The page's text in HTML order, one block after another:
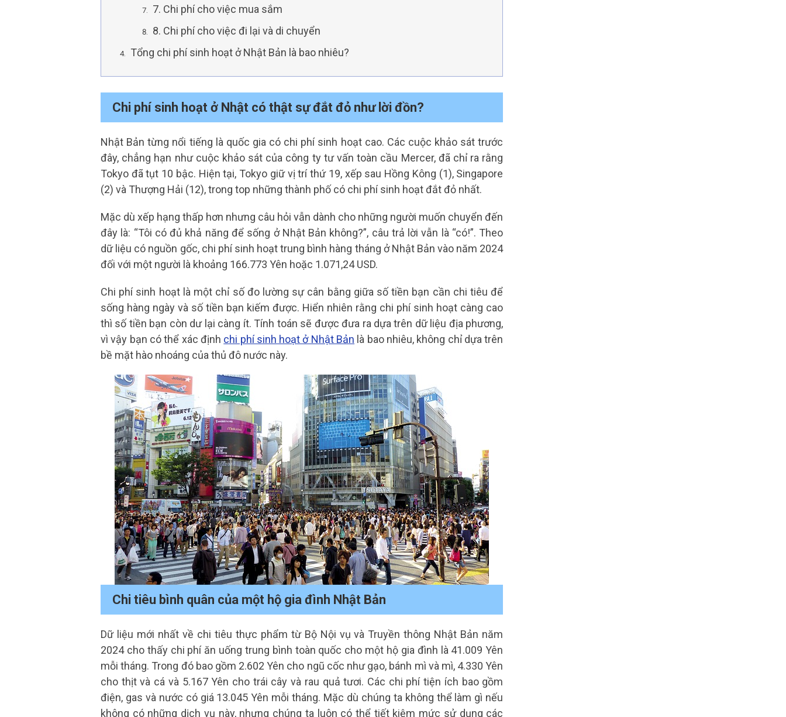
7. Chi phí cho việc mua sắm
8. Chi phí cho việc đi lại và di chuyển
Tổng chi phí sinh hoạt ở Nhật Bản là bao nhiêu?
Chi phí sinh hoạt ở Nhật có thật sự đắt đỏ như lời đồn?
Nhật Bản từng nổi tiếng là quốc gia có chi phí sinh hoạt cao. Các cuộc khảo sát trước
đây, chẳng hạn như cuộc khảo sát của công ty tư vấn toàn cầu Mercer, đã chỉ ra rằng
Tokyo đã tụt 10 bậc. Hiện tại, Tokyo giữ vị trí thứ 19, xếp sau Hồng Kông (1), Singapore
(2) và Thượng Hải (12), trong top những thành phố có chi phí sinh hoạt đắt đỏ nhất.
Mặc dù xếp hạng thấp hơn nhưng câu hỏi vẫn dành cho những người muốn chuyển đến
đây là: “Tôi có đủ khả năng để sống ở Nhật Bản không?”, câu trả lời vẫn là “có!”. Theo
dữ liệu có nguồn gốc, chi phí sinh hoạt trung bình hàng tháng ở Nhật Bản vào năm 2024
đối với một người là khoảng 166.773 Yên hoặc 1.071,24 USD.
Chi phí sinh hoạt là một chỉ số đo lường sự cân bằng giữa số tiền bạn cần chi tiêu để
sống hàng ngày và số tiền bạn kiếm được. Hiển nhiên rằng chi phí sinh hoạt càng cao
thì số tiền bạn còn dư lại càng ít. Tính toán sẽ được đưa ra dựa trên dữ liệu địa phương,
vì vậy bạn có thể xác định chi phí sinh hoạt ở Nhật Bản là bao nhiêu, không chỉ dựa trên
bề mặt hào nhoáng của thủ đô nước này.
Chi tiêu bình quân của một hộ gia đình Nhật Bản
Dữ liệu mới nhất về chi tiêu thực phẩm từ Bộ Nội vụ và Truyền thông Nhật Bản năm
2024 cho thấy chi phí ăn uống trung bình toàn quốc cho một hộ gia đình là 41.009 Yên
mỗi tháng. Trong đó bao gồm 2.602 Yên cho ngũ cốc như gạo, bánh mì và mì, 4.330 Yên
cho thịt và cá và 5.167 Yên cho trái cây và rau quả tươi. Các chi phí tiện ích bao gồm
điện, gas và nước có giá 13.045 Yên mỗi tháng. Mặc dù chúng ta không thể làm gì nếu
không có những dịch vụ này, nhưng chúng ta luôn có thể tiết kiệm mức sử dụng các